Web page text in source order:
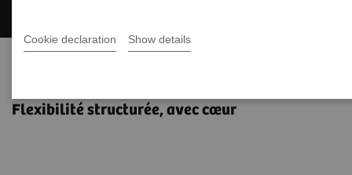
Cookie declaration Show details
Flexibilité structurée, avec cœur